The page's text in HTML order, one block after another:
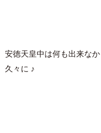
安徳天皇中は何も出来な
久々に ♪